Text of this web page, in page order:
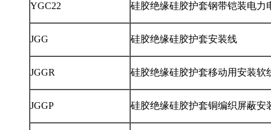
YGC22 硅胶绝缘硅胶护套钢带铠装电力
JGG 硅胶绝缘硅胶护套安装线
JGGR 硅胶绝缘硅胶护套移动用安装软
JGGP 硅胶绝缘硅胶护套铜编织屏蔽安